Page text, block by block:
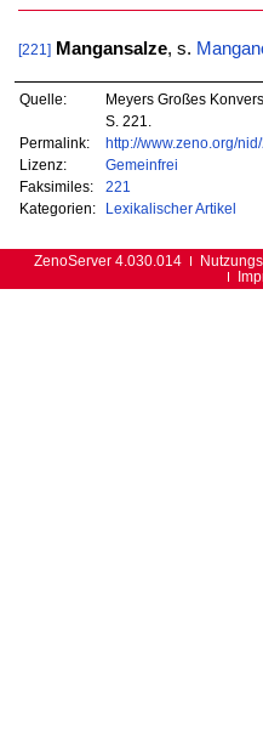
[221] Mangansalze, s.
Quelle:
Meyers Großes
S. 221.
Permalink:
http://www.zeno.org/
Lizenz:
Gemeinfrei
Faksimiles:
221
Kategorien:
Lexikalischer Artikel
ZenoServer 4.030.014